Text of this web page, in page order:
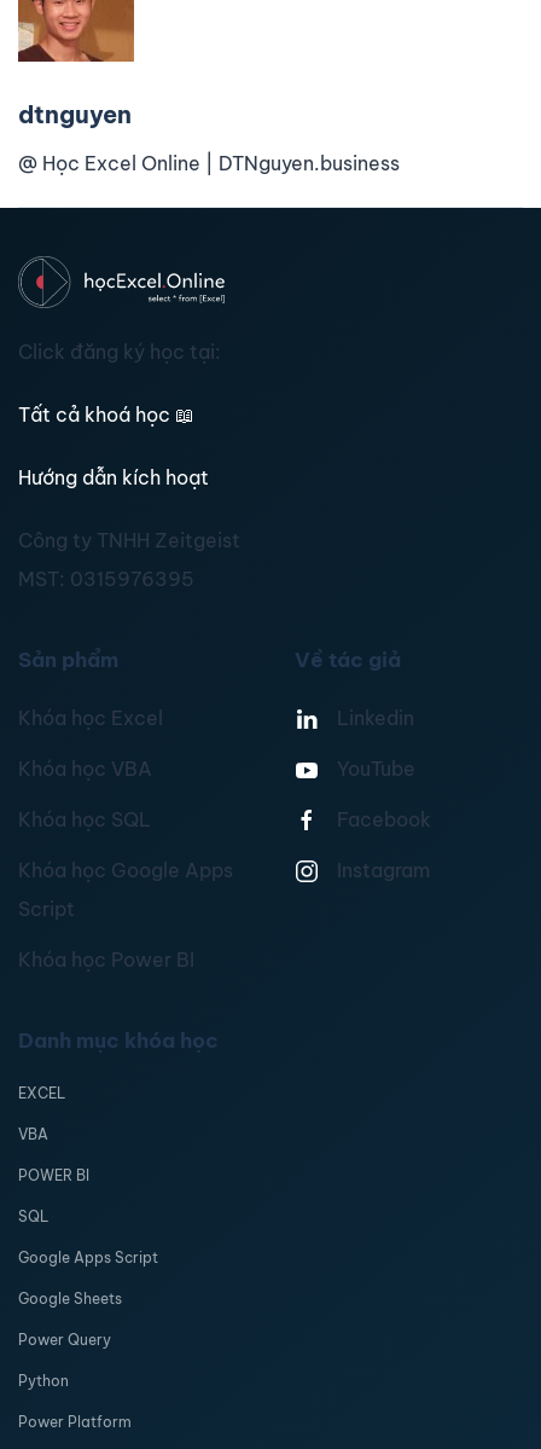
dtnguyen
@ Học Excel Online | DTNguyen.business
Click đăng ký học tại:
Tất cả khoá học 📖
Hướng dẫn kích hoạt
Công ty TNHH Zeitgeist
MST: 0315976395
Sản phẩm
Khóa học Excel
Khóa học VBA
Khóa học SQL
Khóa học Google Apps
Script
Khóa học Power BI
Về tác giả
Linkedin
YouTube
Facebook
Instagram
Danh mục khóa học
EXCEL
VBA
POWER BI
SQL
Google Apps Script
Google Sheets
Power Query
Python
Power Platform